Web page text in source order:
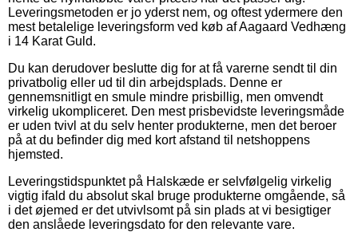
Leveringsmetoden er jo yderst nem, og oftest ydermere den
mest betalelige leveringsform ved køb af Aagaard Vedhæng
i 14 Karat Guld.
Du kan derudover beslutte dig for at få varerne sendt til din
privatbolig eller ud til din arbejdsplads. Denne er
gennemsnitligt en smule mindre prisbillig, men omvendt
virkelig ukompliceret. Den mest prisbevidste leveringsmåde
er uden tvivl at du selv henter produkterne, men det beroer
på at du befinder dig med kort afstand til netshoppens
hjemsted.
Leveringstidspunktet på Halskæde er selvfølgelig virkelig
vigtig ifald du absolut skal bruge produkterne omgående, så
i det øjemed er det utvivlsomt på sin plads at vi besigtiger
den anslåede leveringsdato for den relevante vare.